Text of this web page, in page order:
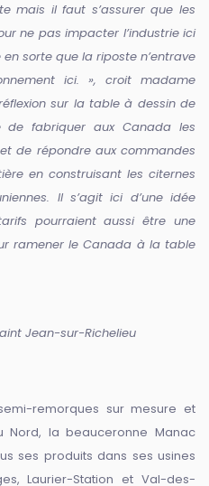
mais il faut s’assurer que les
ne pas impacter l’industrie ici
sorte que la riposte n’entrave
ici. », croit madame
sur la table à dessin de
fabriquer aux Canada les
de répondre aux commandes
en construisant les citernes
Il s’agit ici d’une idée
pourraient aussi être une
ramener le Canada à la table
Jean-sur-Richelieu
remorques sur mesure et
Nord, la beauceronne Manac
ses produits dans ses usines
Laurier-Station et Val-des-